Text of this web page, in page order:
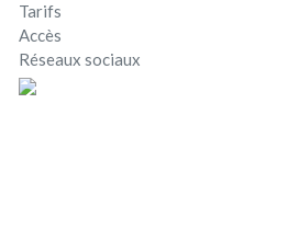
Tarifs
Accès
Réseaux sociaux